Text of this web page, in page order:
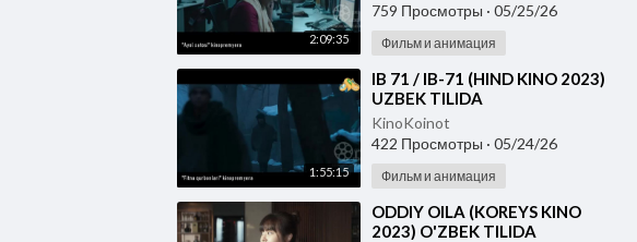
2:09:35
759 Просмотры · 05/25/26
Фильм и анимация
1:55:15
⁣IB 71 / IB-71 (HIND KINO 2023)
UZBEK TILIDA
KinoKoinot
422 Просмотры · 05/24/26
Фильм и анимация
⁣ODDIY OILA (KOREYS KINO
2023) O'ZBEK TILIDA